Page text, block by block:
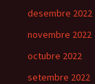
desembre 2022
novembre 2022
octubre 2022
setembre 2022